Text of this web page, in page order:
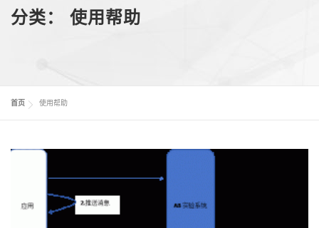
分类： 使用帮助
首页 使用帮助